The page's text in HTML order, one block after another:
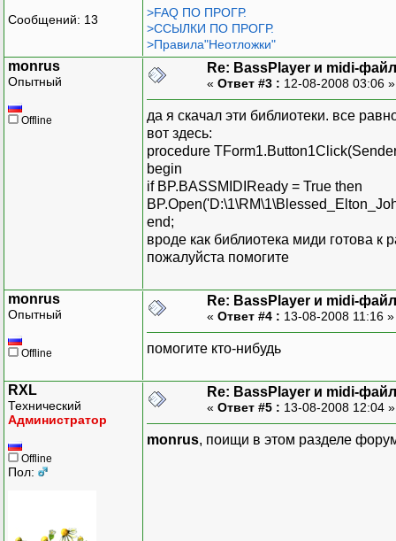
Сообщений: 13
>FAQ ПО ПРОГР.
>ССЫЛКИ ПО ПРОГР.
>Правила"Неотложки"
monrus
Опытный
Offline
Re: BassPlayer и midi-
« Ответ #3 : 12-08-2008 03:06
да я скачал эти библиотеки. все
вот здесь:
procedure
begin
if BP.BASSMIDIReady = True then
end;
вроде как библиотека миди готова к
пожалуйста помогите
monrus
Опытный
Offline
Re: BassPlayer и midi-
« Ответ #4 : 13-08-2008 11:16
помогите кто-нибудь
RXL
Технический
Администратор
Offline
Пол:
Re: BassPlayer и midi-
« Ответ #5 : 13-08-2008 12:04
monrus, поищи в этом разделе